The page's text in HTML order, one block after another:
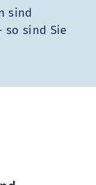
sind
so sind Sie